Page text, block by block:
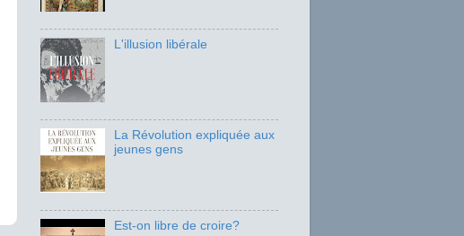
L'illusion libérale
La Révolution expliquée aux
jeunes gens
Est-on libre de croire?